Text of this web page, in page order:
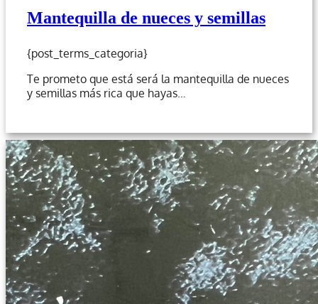
Mantequilla de nueces y semillas
{post_terms_categoria}
Te prometo que está será la mantequilla de nueces
y semillas más rica que hayas…